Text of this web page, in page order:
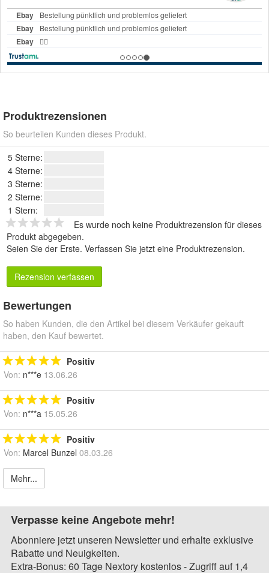
Produktrezensionen
So beurteilen Kunden dieses Produkt.
5 Sterne:
4 Sterne:
3 Sterne:
2 Sterne:
1 Stern:
Es wurde noch keine Produktrezension für dieses
Produkt abgegeben.
Seien Sie der Erste. Verfassen Sie jetzt eine Produktrezension.
Rezension verfassen
Bewertungen
So haben Kunden, die den Artikel bei diesem Verkäufer gekauft
haben, den Kauf bewertet.
Positiv
Von: n***e 13.06.26
Positiv
Von: n***a 15.05.26
Positiv
Von: Marcel Bunzel 08.03.26
Mehr...
Verpasse keine Angebote mehr!
Abonniere jetzt unseren Newsletter und erhalte exklusive
Rabatte und Neuigkeiten.
Extra-Bonus: 60 Tage Nextory kostenlos - Zugriff auf 1,4